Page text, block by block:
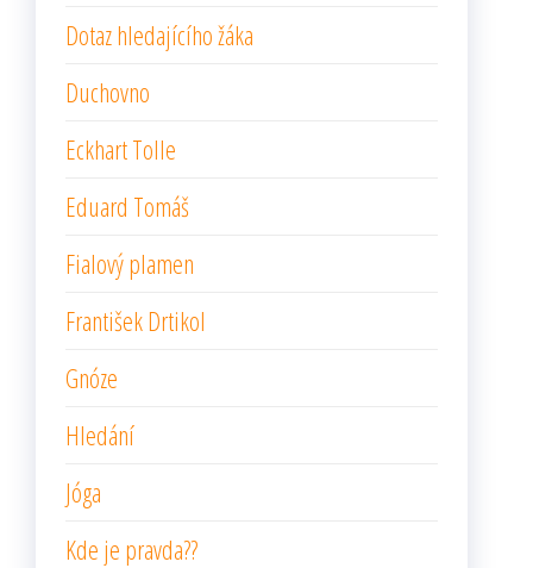
Dotaz hledajícího žáka
Duchovno
Eckhart Tolle
Eduard Tomáš
Fialový plamen
František Drtikol
Gnóze
Hledání
Jóga
Kde je pravda??